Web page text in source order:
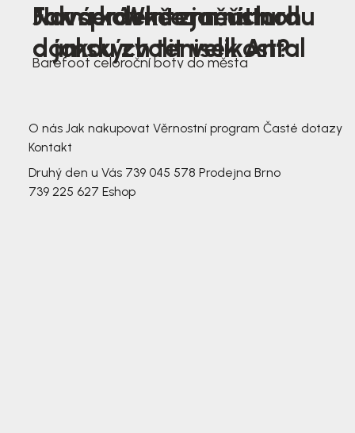
Nová kolekce jarních
dámských tenisek Antal
Jak správně změřit nohu
a jakou zvolit velikost?
Farmer Winter mustard
Barefoot celoroční boty do města
O nás Jak nakupovat Věrnostní program Časté dotazy
Kontakt
Druhý den u Vás 739 045 578 Prodejna Brno
739 225 627 Eshop